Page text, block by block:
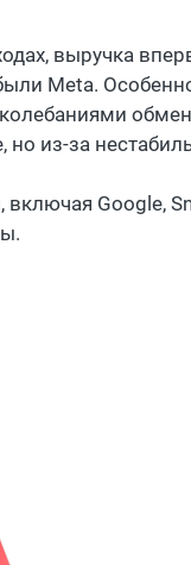
выручка
Meta.
из-за
Google,